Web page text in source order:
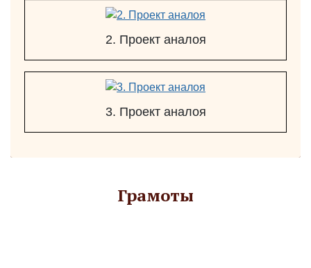
2. Проект аналоя
3. Проект аналоя
Грамоты